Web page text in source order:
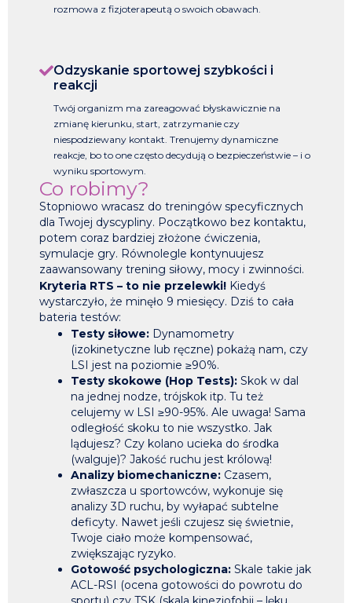
rozmowa z fizjoterapeutą o swoich obawach.
Odzyskanie sportowej szybkości i
reakcji
Twój organizm ma zareagować błyskawicznie na
zmianę kierunku, start, zatrzymanie czy
niespodziewany kontakt. Trenujemy dynamiczne
reakcje, bo to one często decydują o bezpieczeństwie – i o
wyniku sportowym.
Co robimy?
Stopniowo wracasz do treningów specyficznych
dla Twojej dyscypliny. Początkowo bez kontaktu,
potem coraz bardziej złożone ćwiczenia,
symulacje gry. Równolegle kontynuujesz
zaawansowany trening siłowy, mocy i zwinności.
Kryteria RTS – to nie przelewki! Kiedyś
wystarczyło, że minęło 9 miesięcy. Dziś to cała
bateria testów:
Testy siłowe: Dynamometry
(izokinetyczne lub ręczne) pokażą nam, czy
LSI jest na poziomie ≥90%.
Testy skokowe (Hop Tests): Skok w dal
na jednej nodze, trójskok itp. Tu też
celujemy w LSI ≥90-95%. Ale uwaga! Sama
odległość skoku to nie wszystko. Jak
lądujesz? Czy kolano ucieka do środka
(walguje)? Jakość ruchu jest królową!
Analizy biomechaniczne: Czasem,
zwłaszcza u sportowców, wykonuje się
analizy 3D ruchu, by wyłapać subtelne
deficyty. Nawet jeśli czujesz się świetnie,
Twoje ciało może kompensować,
zwiększając ryzyko.
Gotowość psychologiczna: Skale takie jak
ACL-RSI (ocena gotowości do powrotu do